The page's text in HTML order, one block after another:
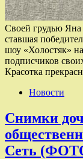
Своей грудью Яна
ставшая
шоу «Холостяк»
подписчиков
Красотка
Новости
Снимки
Сеть